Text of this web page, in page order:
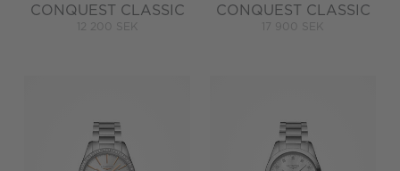
CONQUEST CLASSIC
12 200 SEK
CONQUEST CLASSIC
17 900 SEK